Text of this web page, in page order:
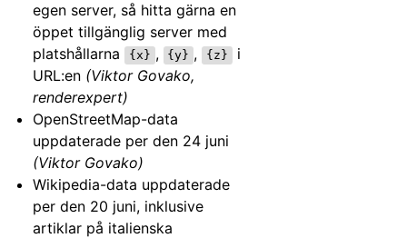
egen server, så hitta gärna en
öppet tillgänglig server med
platshållarna
{x} , {y} , {z}
i
URL:en (Viktor Govako,
renderexpert)
OpenStreetMap-data
uppdaterade per den 24 juni
(Viktor Govako)
Wikipedia-data uppdaterade
per den 20 juni, inklusive
artiklar på italienska